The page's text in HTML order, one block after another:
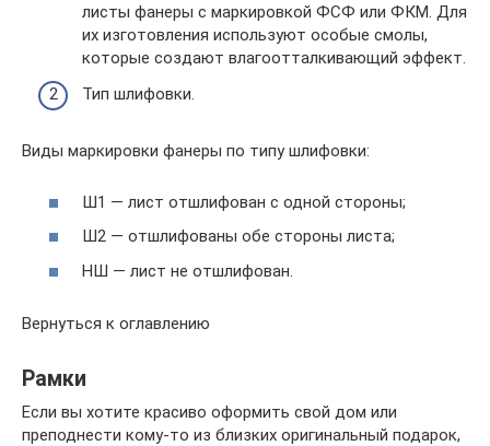
листы фанеры с маркировкой ФСФ или ФКМ. Для
их изготовления используют особые смолы,
которые создают влагоотталкивающий эффект.
Тип шлифовки.
Виды маркировки фанеры по типу шлифовки:
Ш1 — лист отшлифован с одной стороны;
Ш2 — отшлифованы обе стороны листа;
НШ — лист не отшлифован.
Вернуться к оглавлению
Рамки
Если вы хотите красиво оформить свой дом или
преподнести кому-то из близких оригинальный подарок,